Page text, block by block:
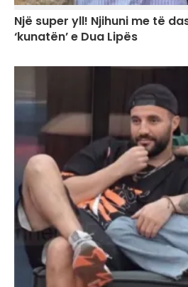
Një super yll! Njihuni me të
‘kunatën’ e Dua Lipës